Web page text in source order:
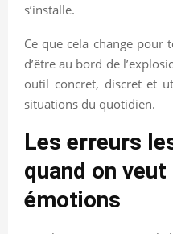
s’installe.
Ce que cela change pour
d’être au bord de
outil concret, discret et
situations du quotidien.
Les erreurs
quand on
émotions